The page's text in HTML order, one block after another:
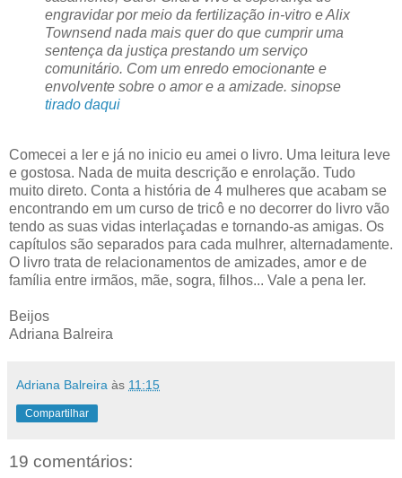
engravidar por meio da fertilização in-vitro e Alix
Townsend nada mais quer do que cumprir uma
sentença da justiça prestando um serviço
comunitário. Com um enredo emocionante e
envolvente sobre o amor e a amizade. sinopse
tirado daqui
Comecei a ler e já no inicio eu amei o livro. Uma leitura leve
e gostosa. Nada de muita descrição e enrolação. Tudo
muito direto. Conta a história de 4 mulheres que acabam se
encontrando em um curso de tricô e no decorrer do livro vão
tendo as suas vidas interlaçadas e tornando-as amigas. Os
capítulos são separados para cada mulhrer, alternadamente.
O livro trata de relacionamentos de amizades, amor e de
família entre irmãos, mãe, sogra, filhos... Vale a pena ler.
Beijos
Adriana Balreira
Adriana Balreira às 11:15
Compartilhar
19 comentários: